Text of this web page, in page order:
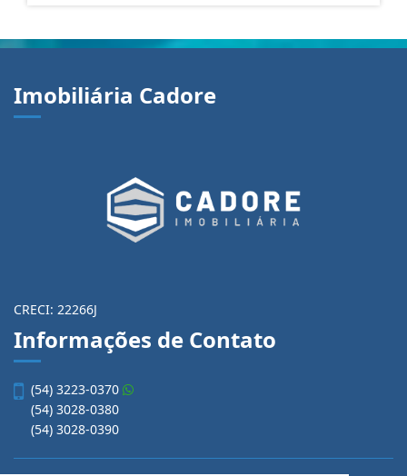
Imobiliária Cadore
CRECI: 22266J
Informações de Contato
(54) 3223-0370
(54) 3028-0380
(54) 3028-0390